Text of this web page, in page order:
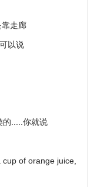
走廊
以说
的.....你就说
of orange juice,